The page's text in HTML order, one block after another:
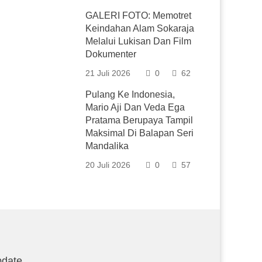
GALERI FOTO: Memotret
Keindahan Alam Sokaraja
Melalui Lukisan Dan Film
Dokumenter
21 Juli 2026 0 62
Pulang Ke Indonesia,
Mario Aji Dan Veda Ega
Pratama Berupaya Tampil
Maksimal Di Balapan Seri
Mandalika
20 Juli 2026 0 57